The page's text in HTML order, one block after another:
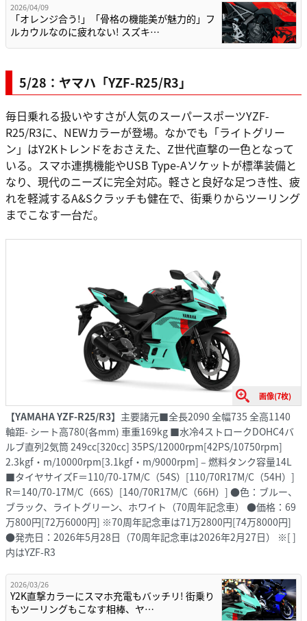
2026/04/09
「オレンジ合う!」「骨格の機能美が魅力的」フ
ルカウルなのに疲れない! スズキ…
5/28：ヤマハ「YZF-R25/R3」
毎日乗れる扱いやすさが人気のスーパースポーツYZF-
R25/R3に、NEWカラーが登場。なかでも「ライトグリー
ン」はY2Kトレンドをおさえた、Z世代直撃の一色となって
いる。スマホ連携機能やUSB Type-Aソケットが標準装備と
なり、現代のニーズに完全対応。軽さと良好な足つき性、疲
れを軽減するA&Sクラッチも健在で、街乗りからツーリング
までこなす一台だ。
画像(7枚)
【YAMAHA YZF-R25/R3】 主要諸元■全長2090 全幅735 全高1140
軸距- シート高780(各mm) 車重169kg ■水冷4ストロークDOHC4バ
ルブ直列2気筒 249cc[320cc] 35PS/12000rpm[42PS/10750rpm]
2.3kgf・m/10000rpm[3.1kgf・m/9000rpm] – 燃料タンク容量14L
■タイヤサイズF＝110/70-17M/C（54S）[110/70R17M/C（54H）]
R＝140/70-17M/C（66S）[140/70R17M/C（66H）] ●色：ブルー、
ブラック、ライトグリーン、ホワイト（70周年記念車） ●価格：69
万800円[72万6000円] ※70周年記念車は71万2800円[74万8000円]
●発売日：2026年5月28日（70周年記念車は2026年2月27日） ※[ ]
内はYZF-R3
2026/03/26
Y2K直撃カラーにスマホ充電もバッチリ! 街乗り
もツーリングもこなす相棒、ヤ…